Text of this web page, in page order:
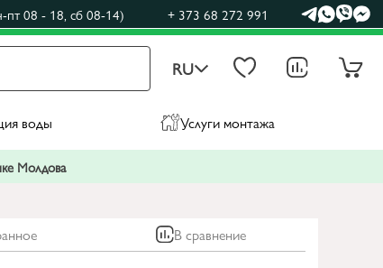
пт 08 - 18, сб 08-14) + 373 68 272 991
RU
воды Услуги монтажа
Молдова
В сравнение